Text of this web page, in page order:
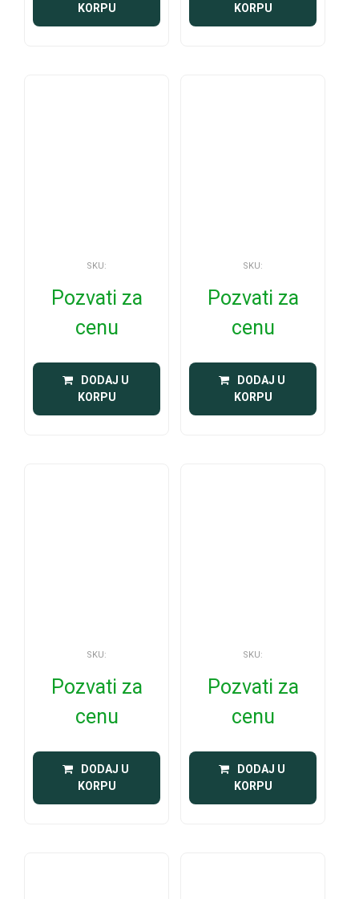
KORPU
KORPU
SKU:
Pozvati za
cenu
DODAJ U
KORPU
SKU:
Pozvati za
cenu
DODAJ U
KORPU
SKU:
Pozvati za
cenu
DODAJ U
KORPU
SKU:
Pozvati za
cenu
DODAJ U
KORPU